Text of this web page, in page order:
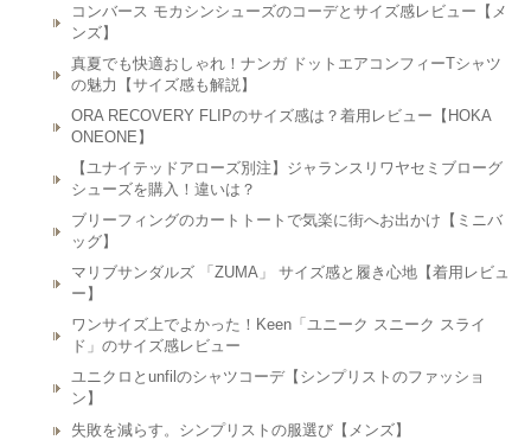
コンバース モカシンシューズのコーデとサイズ感レビュー【メ
ンズ】
真夏でも快適おしゃれ！ナンガ ドットエアコンフィーTシャツ
の魅力【サイズ感も解説】
ORA RECOVERY FLIPのサイズ感は？着用レビュー【HOKA
ONEONE】
【ユナイテッドアローズ別注】ジャランスリワヤセミブローグ
シューズを購入！違いは？
ブリーフィングのカートトートで気楽に街へお出かけ【ミニバ
ッグ】
マリブサンダルズ 「ZUMA」 サイズ感と履き心地【着用レビュ
ー】
ワンサイズ上でよかった！Keen「ユニーク スニーク スライ
ド」のサイズ感レビュー
ユニクロとunfilのシャツコーデ【シンプリストのファッショ
ン】
失敗を減らす。シンプリストの服選び【メンズ】